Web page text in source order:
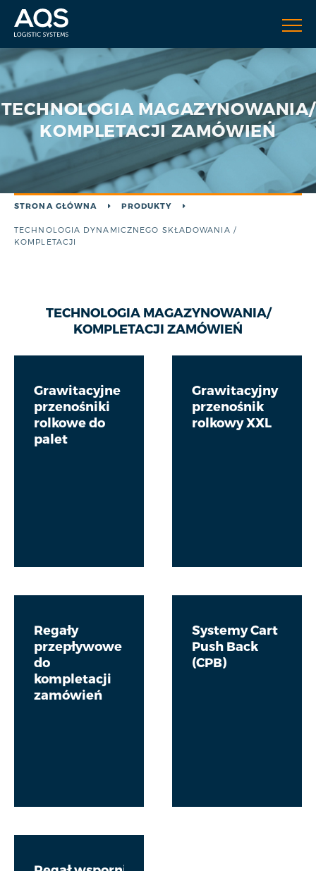
TECHNOLOGIA MAGAZYNOWANIA/
KOMPLETACJI ZAMÓWIEŃ
STRONA GŁÓWNA PRODUKTY
TECHNOLOGIA DYNAMICZNEGO SKŁADOWANIA /
KOMPLETACJI
TECHNOLOGIA MAGAZYNOWANIA/
KOMPLETACJI ZAMÓWIEŃ
Grawitacyjne
przenośniki
rolkowe do
palet
Grawitacyjny
przenośnik
rolkowy XXL
Regały
przepływowe
do
kompletacji
zamówień
Systemy Cart
Push Back
(CPB)